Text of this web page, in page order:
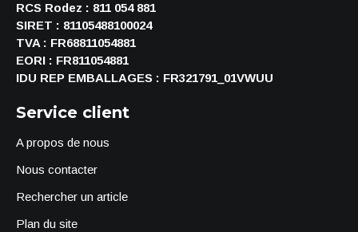
RCS Rodez : 811 054 881
SIRET : 81105488100024
TVA : FR68811054881
EORI : FR811054881
IDU REP EMBALLAGES : FR321791_01VWUU
Service client
A propos de nous
Nous contacter
Rechercher un article
Plan du site